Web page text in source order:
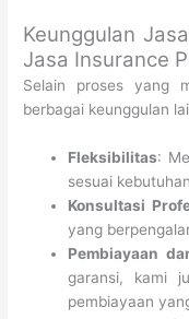
Keunggulan
Jasa Insurance
Selain proses yang
berbagai keunggulan
Fleksibilitas:
sesuai
Konsultasi
yang
Pembiayaan
garansi, kami
pembiayaan